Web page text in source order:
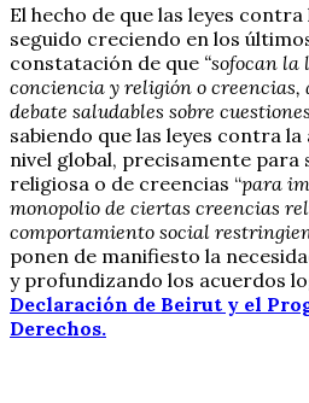
El hecho de que las leyes
seguido creciendo en los
constatación de que “sofocan
conciencia y religión o creencias,
debate saludables sobre
sabiendo que las leyes contra
nivel global, precisamente
religiosa o de creencias “para
monopolio de ciertas creencias
comportamiento social
ponen de manifiesto la
y profundizando los acuerdos
Declaración de Beirut y el
Derechos.